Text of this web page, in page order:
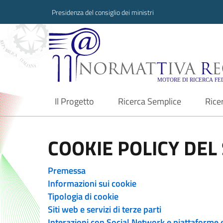
Presidenza del consiglio dei ministri
Normattiva
Il Progetto
current Ricerca Semplice
COOKIE POLICY
Premessa
Informazioni sui cookie
Tipologia di cookie
Siti web e servizi di terze parti